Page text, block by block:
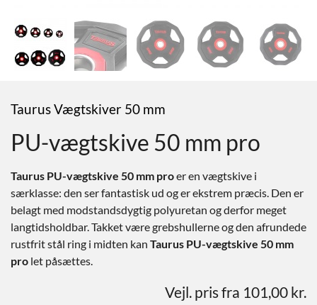
Taurus Vægtskiver 50 mm
PU-vægtskive 50 mm pro
Taurus PU-vægtskive 50 mm proer en vægtskive i
særklasse: den ser fantastisk ud og er ekstrem præcis. Den er
belagt med modstandsdygtig polyuretan og derfor meget
langtidsholdbar. Takket være grebshullerne og den afrundede
rustfrit stål ring i midten kan Taurus PU-vægtskive 50 mm
pro let påsættes.
Vejl. pris fra 101,00 kr.